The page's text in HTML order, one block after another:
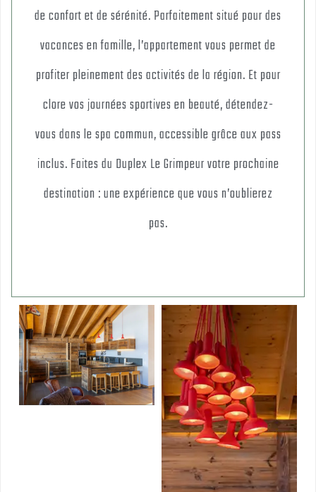
de confort et de sérénité. Parfaitement situé pour des
vacances en famille, l’appartement vous permet de
profiter pleinement des activités de la région. Et pour
clore vos journées sportives en beauté, détendez-
vous dans le spa commun, accessible grâce aux pass
inclus. Faites du Duplex Le Grimpeur votre prochaine
destination : une expérience que vous n’oublierez
pas.